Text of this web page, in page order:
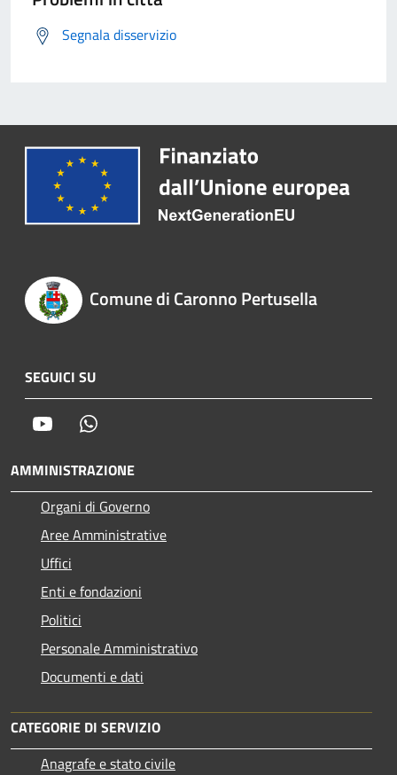
Segnala disservizio
Comune di Caronno Pertusella
SEGUICI SU
Youtube
AMMINISTRAZIONE
Organi di Governo
Aree Amministrative
Uffici
Enti e fondazioni
Politici
Personale Amministrativo
Documenti e dati
CATEGORIE DI SERVIZIO
Anagrafe e stato civile